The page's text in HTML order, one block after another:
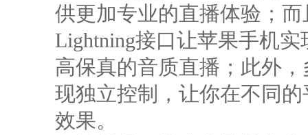
供更加专业的直播体验；
Lightning接口让苹果手机
高保真的音质直播；此外
现独立控制，让你在不同
效果。